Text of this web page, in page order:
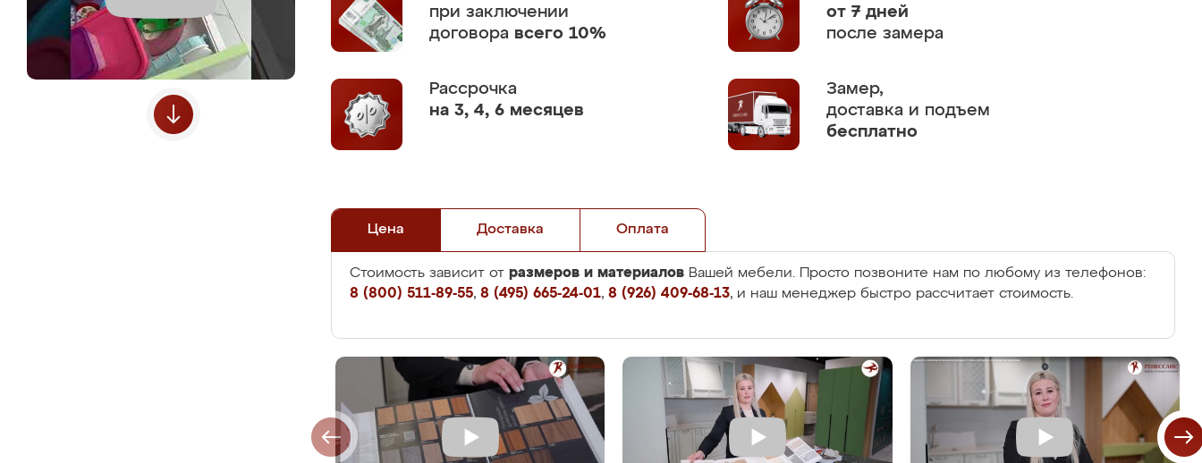
при заключении
договора всего 10%
от 7 дней
после замера
Рассрочка
на 3, 4, 6 месяцев
Замер,
доставка и подъем
бесплатно
Цена Доставка Оплата
Стоимость зависит от размеров и материалов Вашей мебели. Просто позвоните нам по любому из телефонов:
8 (800) 511-89-55, 8 (495) 665-24-01, 8 (926) 409-68-13, и наш менеджер быстро рассчитает стоимость.